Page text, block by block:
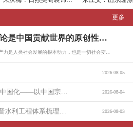
更多
新质生产力理论是中国贡献世界的原创性理论
2026-08-05
2026-08-04
2026-08-03